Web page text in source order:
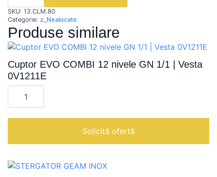
FOR
CHITALIRA
MINI
|
SKU: 13.CLM.80
Categorie: z_Nealocate
Produse similare
Cuptor EVO COMBI 12 nivele GN 1/1 | Vesta
0V1211E
Cantitate
Cuptor
12
1/1
Vesta
0V1211E
Solicită ofertă